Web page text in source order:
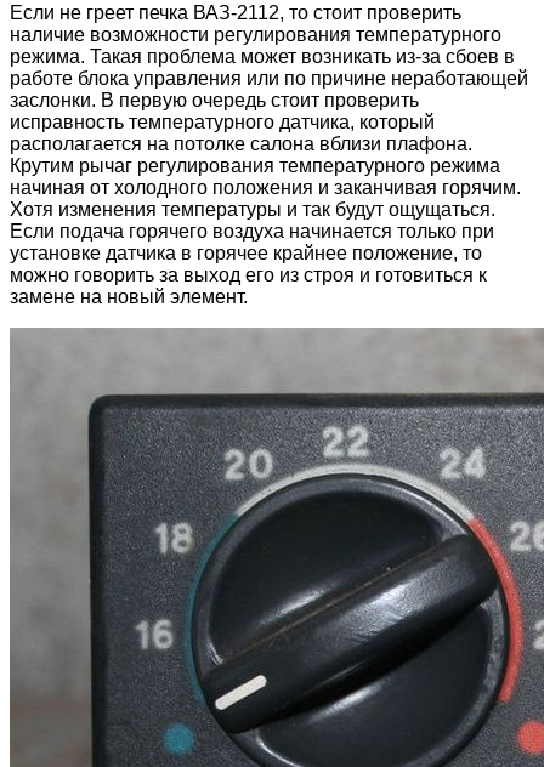
Если не греет печка ВАЗ-2112, то стоит проверить
наличие возможности регулирования температурного
режима. Такая проблема может возникать из-за сбоев в
работе блока управления или по причине неработающей
заслонки. В первую очередь стоит проверить
исправность температурного датчика, который
располагается на потолке салона вблизи плафона.
Крутим рычаг регулирования температурного режима
начиная от холодного положения и заканчивая горячим.
Хотя изменения температуры и так будут ощущаться.
Если подача горячего воздуха начинается только при
установке датчика в горячее крайнее положение, то
можно говорить за выход его из строя и готовиться к
замене на новый элемент.